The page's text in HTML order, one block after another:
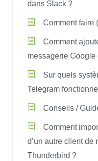
dans Slack ?
Comment faire
Comment
messagerie
Sur quels
Telegram
Conseils /
Comment
d’un autre client de
Thunderbird ?